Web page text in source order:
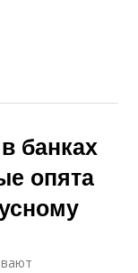
банках
опята